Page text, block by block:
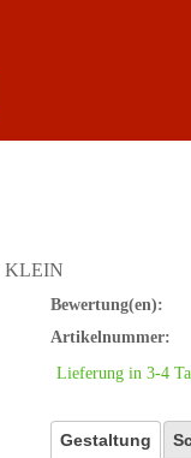
KLEIN
Bewertung(en):
Artikelnummer:
Lieferung in 3-4
Gestaltung